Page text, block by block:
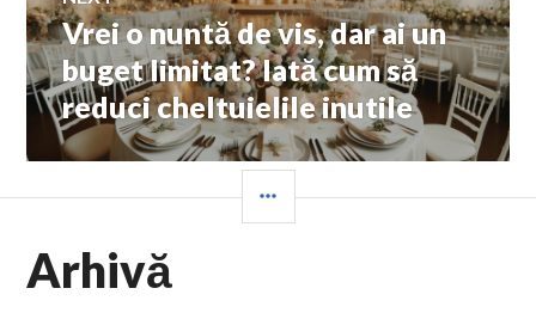
Next
post:
Vrei o nuntă de vis, dar ai un
buget limitat? Iată cum să
reduci cheltuielile inutile
Arhivă